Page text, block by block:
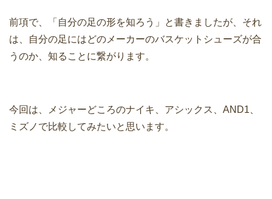
前項で、「自分の足の形を知ろう」と書きましたが、それ
は、自分の足にはどのメーカーのバスケットシューズが合
うのか、知ることに繋がります。
今回は、メジャーどころのナイキ、アシックス、AND1、
ミズノで比較してみたいと思います。